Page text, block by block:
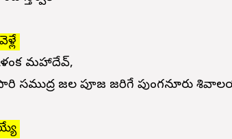
మహాదేవ్,
సముద్ర జల పూజ జరిగే పుంగనూరు